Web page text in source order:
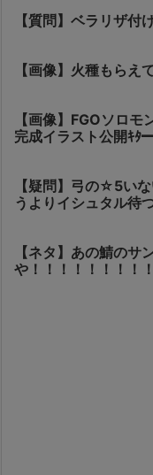
【質問】ベラリザ付
【画像】火種もらえ
【画像】FGOソロ
完成イラスト公
【疑問】弓の☆5い
うよりイシュタル待
【ネタ】あの鯖のサ
や！！！！！！！！